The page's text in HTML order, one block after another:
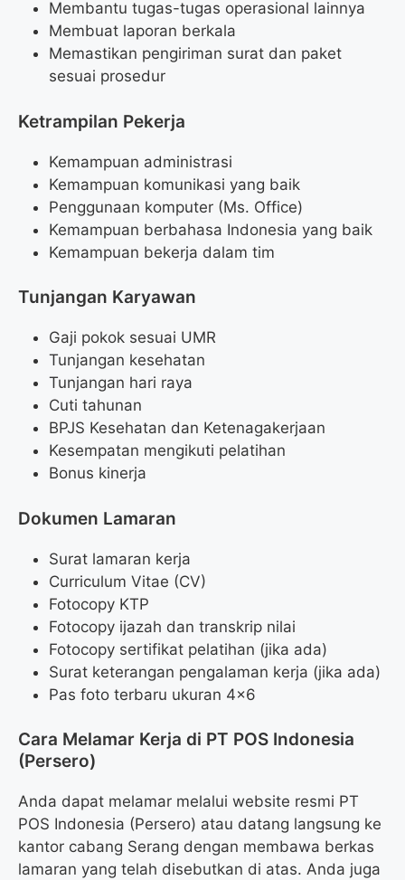
Membantu tugas-tugas operasional lainnya
Membuat laporan berkala
Memastikan pengiriman surat dan paket
sesuai prosedur
Ketrampilan Pekerja
Kemampuan administrasi
Kemampuan komunikasi yang baik
Penggunaan komputer (Ms. Office)
Kemampuan berbahasa Indonesia yang baik
Kemampuan bekerja dalam tim
Tunjangan Karyawan
Gaji pokok sesuai UMR
Tunjangan kesehatan
Tunjangan hari raya
Cuti tahunan
BPJS Kesehatan dan Ketenagakerjaan
Kesempatan mengikuti pelatihan
Bonus kinerja
Dokumen Lamaran
Surat lamaran kerja
Curriculum Vitae (CV)
Fotocopy KTP
Fotocopy ijazah dan transkrip nilai
Fotocopy sertifikat pelatihan (jika ada)
Surat keterangan pengalaman kerja (jika ada)
Pas foto terbaru ukuran 4×6
Cara Melamar Kerja di PT POS Indonesia
(Persero)
Anda dapat melamar melalui website resmi PT
POS Indonesia (Persero) atau datang langsung ke
kantor cabang Serang dengan membawa berkas
lamaran yang telah disebutkan di atas. Anda juga